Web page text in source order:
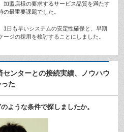
加盟店様の要求するサービス品質を満たす
最重要課題でした。
1日も早いシステムの安定性確保と、早期
ジの採用を検討することにしました。
ンターとの接続実績、ノウハウ
た
うな条件で探しましたか。